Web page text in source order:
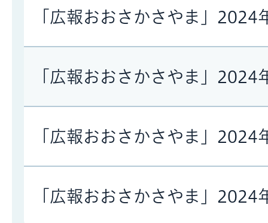
「広報おおさかさやま」2024
「広報おおさかさやま」2024
「広報おおさかさやま」2024
「広報おおさかさやま」2024